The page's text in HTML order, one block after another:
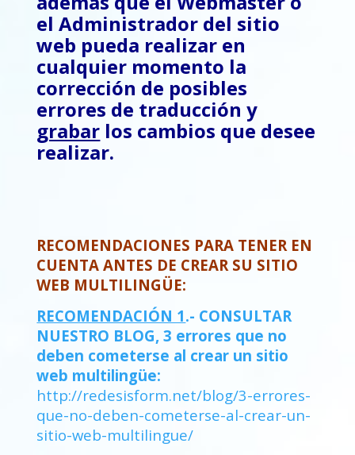
el Administrador del sitio
web pueda realizar en
cualquier momento la
corrección de posibles
errores de traducción y
grabar los cambios que desee
realizar.
RECOMENDACIONES PARA TENER EN
CUENTA ANTES DE CREAR SU SITIO
WEB MULTILINGÜE:
RECOMENDACIÓN 1.- CONSULTAR
NUESTRO BLOG, 3 errores que no
deben cometerse al crear un sitio
web multilingüe:
http://redesisform.net/blog/3-errores-
que-no-deben-cometerse-al-crear-un-
sitio-web-multilingue/